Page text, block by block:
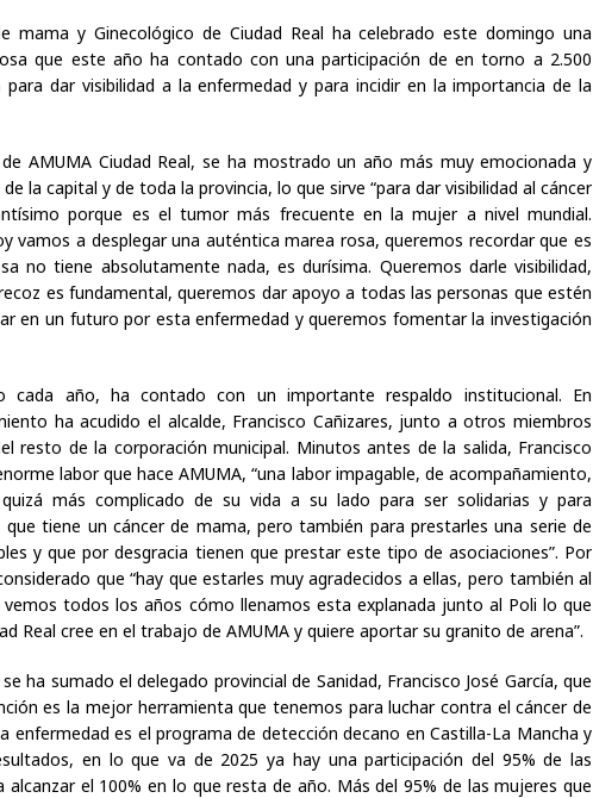
mama y Ginecológico de Ciudad Real ha celebrado este domingo una
que este año ha contado con una participación de en torno a 2.500
para dar visibilidad a la enfermedad y para incidir en la importancia de la
AMUMA Ciudad Real, se ha mostrado un año más muy emocionada y
la capital y de toda la provincia, lo que sirve “para dar visibilidad al cáncer
porque es el tumor más frecuente en la mujer a nivel mundial.
vamos a desplegar una auténtica marea rosa, queremos recordar que es
no tiene absolutamente nada, es durísima. Queremos darle visibilidad,
es fundamental, queremos dar apoyo a todas las personas que estén
en un futuro por esta enfermedad y queremos fomentar la investigación
cada año, ha contado con un importante respaldo institucional. En
ha acudido el alcalde, Francisco Cañizares, junto a otros miembros
resto de la corporación municipal. Minutos antes de la salida, Francisco
labor que hace AMUMA, “una labor impagable, de acompañamiento,
más complicado de su vida a su lado para ser solidarias y para
tiene un cáncer de mama, pero también para prestarles una serie de
y que por desgracia tienen que prestar este tipo de asociaciones”. Por
que “hay que estarles muy agradecidos a ellas, pero también al
vemos todos los años cómo llenamos esta explanada junto al Poli lo que
Real cree en el trabajo de AMUMA y quiere aportar su granito de arena”.
ha sumado el delegado provincial de Sanidad, Francisco José García, que
es la mejor herramienta que tenemos para luchar contra el cáncer de
enfermedad es el programa de detección decano en Castilla-La Mancha y
en lo que va de 2025 ya hay una participación del 95% de las
alcanzar el 100% en lo que resta de año. Más del 95% de las mujeres que